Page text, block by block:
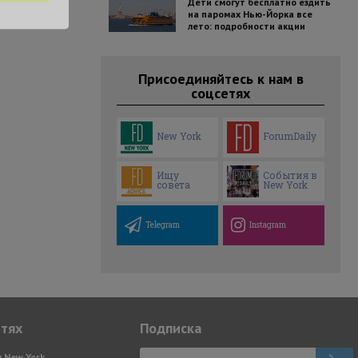
на паромах Нью-Йорка все
лето: подробности акции
Присоединяйтесь к нам в
соцсетях
New York ForumDaily
Ищу
совета
События в
New York
Telegram Instagram
Подписка